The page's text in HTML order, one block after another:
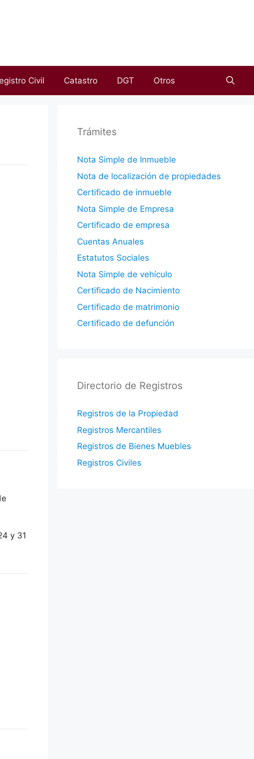
Civil Catastro DGT Otros
y 31
Trámites
Nota Simple de Inmueble
Nota de localización de propiedades
Certificado de inmueble
Nota Simple de Empresa
Certificado de empresa
Cuentas Anuales
Estatutos Sociales
Nota Simple de vehículo
Certificado de Nacimiento
Certificado de matrimonio
Certificado de defunción
Directorio de Registros
Registros de la Propiedad
Registros Mercantiles
Registros de Bienes Muebles
Registros Civiles